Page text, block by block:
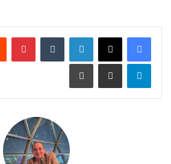
لينكدإن بينتيريست